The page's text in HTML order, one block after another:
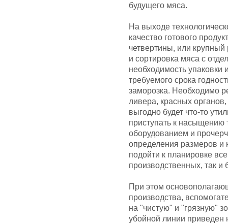
будущего мяса.
На выходе
качество готового
четвертины, или крупный
и сортировка мяса с
необходимость упаковки
требуемого срока
заморозка. Необходимо
ливера, красных
выгодно будет что-то
приступать к насыщению
оборудованием и
определения размеров и
подойти к планировке
производственных, так
При этом
производства,
на "чистую" и "грязную"
убойной линии приведен